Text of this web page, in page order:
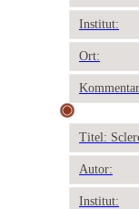
Institut:
Ort:
Titel:
Autor:
Institut: